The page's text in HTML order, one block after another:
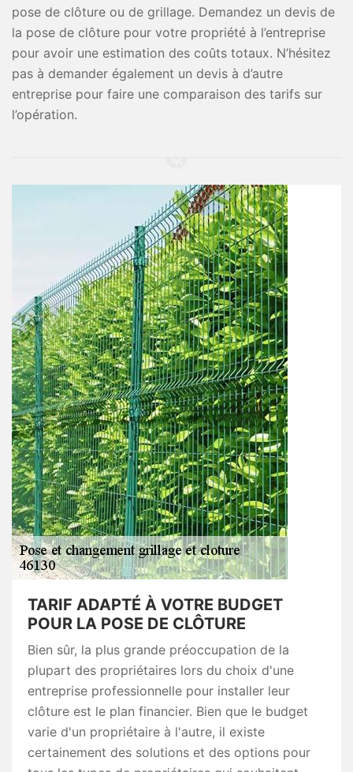
pose de clôture ou de grillage. Demandez un devis de
la pose de clôture pour votre propriété à l’entreprise
pour avoir une estimation des coûts totaux. N’hésitez
pas à demander également un devis à d’autre
entreprise pour faire une comparaison des tarifs sur
l’opération.
TARIF ADAPTÉ À VOTRE BUDGET
POUR LA POSE DE CLÔTURE
Bien sûr, la plus grande préoccupation de la
plupart des propriétaires lors du choix d'une
entreprise professionnelle pour installer leur
clôture est le plan financier. Bien que le budget
varie d'un propriétaire à l'autre, il existe
certainement des solutions et des options pour